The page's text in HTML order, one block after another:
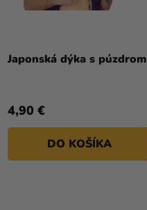
Japonská dýka s púzdrom
4,90 €
DO KOŠÍKA